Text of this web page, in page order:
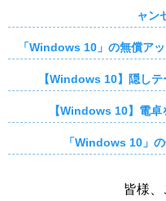
ャン
「Windows 10」の無償ア
【Windows 10】隠し
【Windows 10】電
「Windows 10」
皆様、